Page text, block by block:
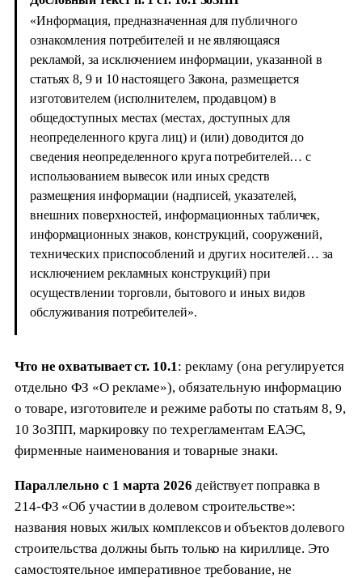
«Информация, предназначенная для публичного
ознакомления потребителей и не являющаяся
рекламой, за исключением информации, указанной в
статьях 8, 9 и 10 настоящего Закона, размещается
изготовителем (исполнителем, продавцом) в
общедоступных местах (местах, доступных для
неопределенного круга лиц) и (или) доводится до
сведения неопределенного круга потребителей… с
использованием вывесок или иных средств
размещения информации (надписей, указателей,
внешних поверхностей, информационных табличек,
информационных знаков, конструкций, сооружений,
технических приспособлений и других носителей… за
исключением рекламных конструкций) при
осуществлении торговли, бытового и иных видов
обслуживания потребителей».
Что не охватывает ст. 10.1 : рекламу (она регулируется
отдельно ФЗ «О рекламе»), обязательную информацию
о товаре, изготовителе и режиме работы по статьям 8, 9,
10 ЗоЗПП, маркировку по техрегламентам ЕАЭС,
фирменные наименования и товарные знаки.
Параллельно с 1 марта 2026 действует поправка в
214-ФЗ «Об участии в долевом строительстве»:
названия новых жилых комплексов и объектов долевого
строительства должны быть только на кириллице. Это
самостоятельное императивное требование, не